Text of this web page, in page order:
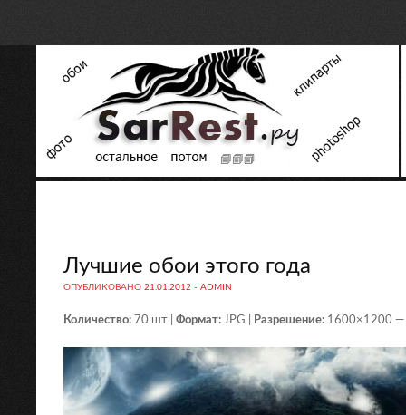
Лучшие обои этого года
ОПУБЛИКОВАНО 21.01.2012 - ADMIN
Количество: 70 шт | Формат: JPG | Разрешение: 1600×1200